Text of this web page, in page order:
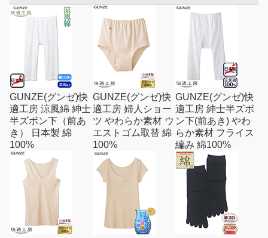
GUNZE(グンゼ)快
適工房 涼風綿 紳士
半ズボン下（前あ
き） 日本製 綿
100%
GUNZE(グンゼ)快
適工房 婦人ショー
ツ やわらか素材 ウ
エストゴム取替 綿
100%
GUNZE(グンゼ)快
適工房 紳士半ズボ
ン下(前あき) やわ
らか素材 フライス
編み 綿100%